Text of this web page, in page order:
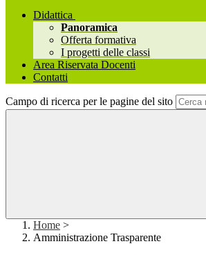
Didattica
Panoramica
Offerta formativa
I progetti delle classi
Area Riservata Docenti
Contatti
Campo di ricerca per le pagine del sito
Home >
Amministrazione Trasparente